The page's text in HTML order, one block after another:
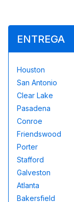
ENTREGA
Houston
San Antonio
Clear Lake
Pasadena
Conroe
Friendswood
Porter
Stafford
Galveston
Atlanta
Bakersfield